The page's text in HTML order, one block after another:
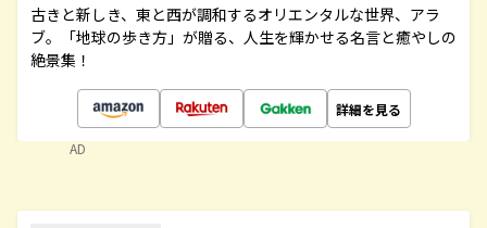
古きと新しき、東と西が調和するオリエンタルな世界、アラ
ブ。「地球の歩き方」が贈る、人生を輝かせる名言と癒やしの
絶景集！
詳細を見る
AD